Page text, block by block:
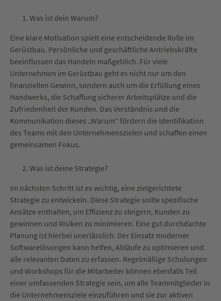
Was ist dein Warum?
Eine klare Motivation spielt eine entscheidende Rolle im
Gerüstbau. Persönliche und geschäftliche Antriebskräfte
beeinflussen das Handeln maßgeblich. Für viele
Unternehmen im Gerüstbau geht es nicht nur um den
finanziellen Gewinn, sondern auch um die Erfüllung eines
Handwerks, die Schaffung sicherer Arbeitsplätze und die
Zufriedenheit der Kunden. Das Verständnis und die
Kommunikation dieses „Warum“ fördern die Identifikation
des Teams mit den Unternehmenszielen und schaffen einen
gemeinsamen Fokus.
Was ist deine Strategie?
Im nächsten Schritt ist es wichtig, eine zielgerichtete
Strategie zu entwickeln. Diese Strategie sollte spezifische
Ansätze enthalten, um Effizienz zu steigern, Kunden zu
gewinnen und Risiken zu minimieren. Eine gut durchdachte
Planung ist hierbei unerlässlich. Der Einsatz moderner
Softwarelösungen kann helfen, Abläufe zu optimieren und
alle relevanten Daten zu erfassen. Regelmäßige Schulungen
und Workshops für die Mitarbeiter können ebenfalls Teil
einer umfassenden Strategie sein, um alle Teammitglieder in
die Unternehmensziele einzuführen und sie zur aktiven